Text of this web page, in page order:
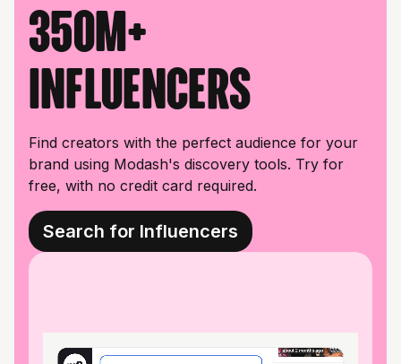
350M+
influencers
Find creators with the perfect audience for your
brand using Modash's discovery tools. Try for
free, with no credit card required.
Search for Influencers